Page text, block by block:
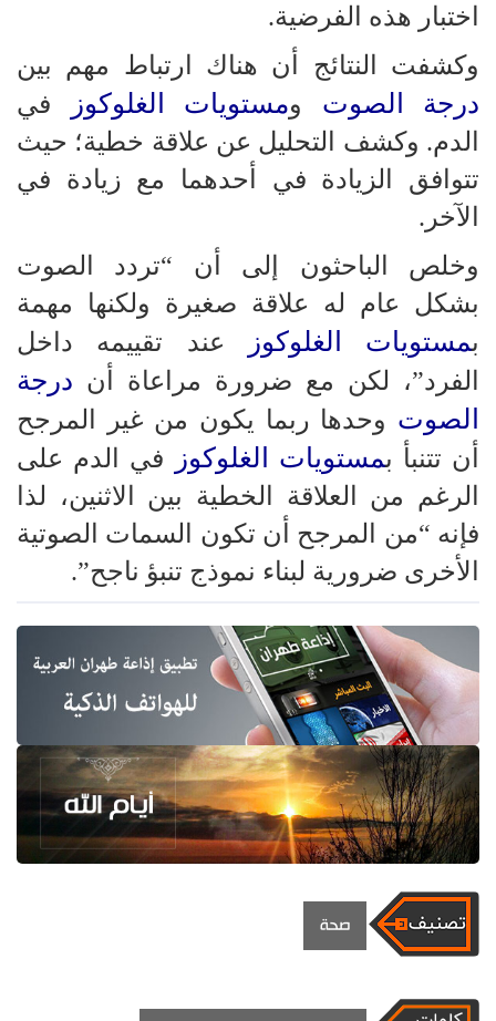
اختبار هذه الفرضية.
وكشفت النتائج أن هناك ارتباط مهم بين
درجة الصوت ومستويات الغلوكوز
في
الدم. وكشف التحليل عن علاقة خطية؛ حيث
تتوافق الزيادة في أحدهما مع زيادة في
الآخر.
وخلص الباحثون إلى أن “تردد الصوت
بشكل عام له علاقة صغيرة ولكنها مهمة
بمستويات الغلوكوز
عند تقييمه داخل
الفرد”، لكن مع ضرورة مراعاة أن درجة
الصوت وحدها ربما يكون من غير المرجح
أن تتنبأ بمستويات الغلوكوز
في الدم على
الرغم من العلاقة الخطية بين الاثنين، لذا
فإنه “من المرجح أن تكون السمات الصوتية
الأخرى ضرورية لبناء نموذج تنبؤ ناجح”.
صحة